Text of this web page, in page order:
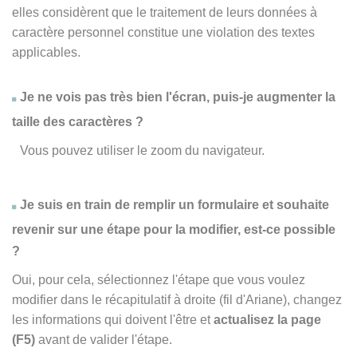
elles considèrent que le traitement de leurs données à
caractère personnel constitue une violation des textes
applicables.
Je ne vois pas très bien l'écran, puis-je augmenter la
taille des caractères ?
Vous pouvez utiliser le zoom du navigateur.
Je suis en train de remplir un formulaire et souhaite
revenir sur une étape pour la modifier, est-ce possible
?
Oui, pour cela, sélectionnez l'étape que vous voulez
modifier dans le récapitulatif à droite (fil d'Ariane), changez
les informations qui doivent l'être etactualisez la page
(F5) avant de valider l'étape.